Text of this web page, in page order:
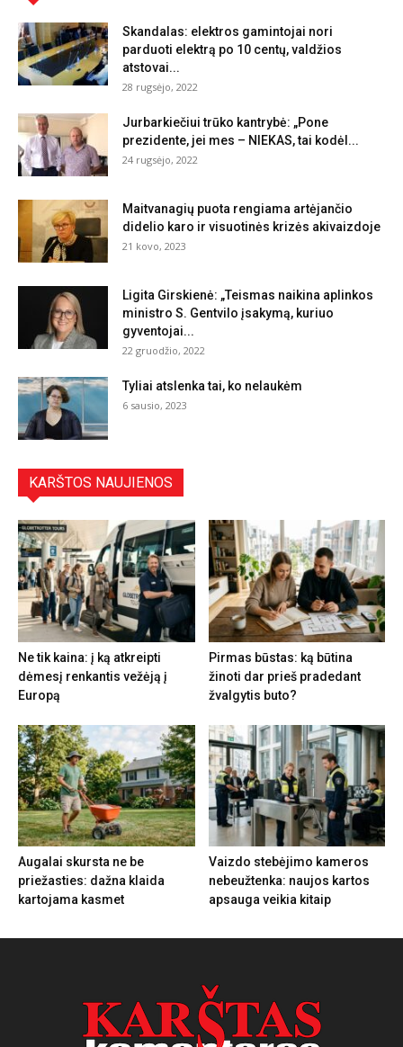
Skandalas: elektros gamintojai nori
parduoti elektrą po 10 centų, valdžios
atstovai...
28 rugsėjo, 2022
Jurbarkiečiui trūko kantrybė: „Pone
prezidente, jei mes – NIEKAS, tai kodėl...
24 rugsėjo, 2022
Maitvanagių puota rengiama artėjančio
didelio karo ir visuotinės krizės akivaizdoje
21 kovo, 2023
Ligita Girskienė: „Teismas naikina aplinkos
ministro S. Gentvilo įsakymą, kuriuo
gyventojai...
22 gruodžio, 2022
Tyliai atslenka tai, ko nelaukėm
6 sausio, 2023
KARŠTOS NAUJIENOS
Ne tik kaina: į ką atkreipti
dėmesį renkantis vežėją į
Europą
Pirmas būstas: ką būtina
žinoti dar prieš pradedant
žvalgytis buto?
Augalai skursta ne be
priežasties: dažna klaida
kartojama kasmet
Vaizdo stebėjimo kameros
nebeužtenka: naujos kartos
apsauga veikia kitaip